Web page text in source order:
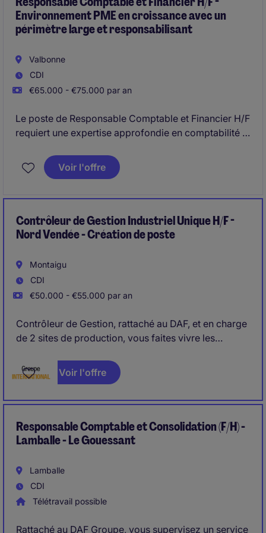
Environnement PME en croissance avec un
périmètre large et responsabilisant
Valbonne
CDI
€65.000 - €75.000 par an
Le poste de Responsable Comptable et Financier H/F
requiert une expertise approfondie en comptabilité et
conformité des opérations.
Voir l'offre
Contrôleur de Gestion Industriel Unique H/F -
Nord Vendée - Création de poste
Montaigu
CDI
€50.000 - €55.000 par an
Contrôleur de Gestion, rattaché au DAF, et en charge
de 2 sites de production, vous faites vivre les
périmètre passionnant (gamme de produits
diversifiée) et accompagnez les opérationnels et la
rentabilité économique du périmètre. Vous produisez
les reportings attendus par le Groupe.
Voir l'offre
Responsable Comptable et Consolidation (F/H) -
Lamballe - Le Gouessant
Lamballe
CDI
Télétravail possible
Rattaché au DAF Groupe, vous supervisez un service